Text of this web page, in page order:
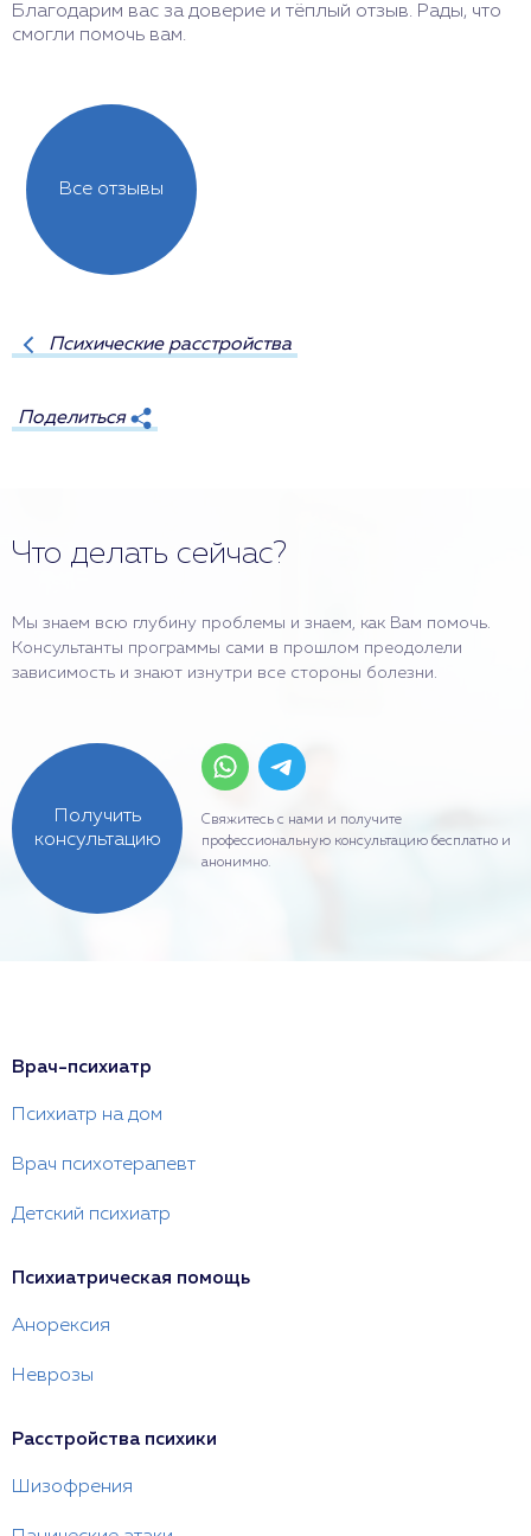
Благодарим вас за доверие и тёплый отзыв. Рады, что
смогли помочь вам.
Все отзывы
Психические расстройства
Поделиться
Что делать сейчас?
Мы знаем всю глубину проблемы и знаем, как Вам помочь.
Консультанты программы сами в прошлом преодолели
зависимость и знают изнутри все стороны болезни.
Получить
консультацию
Свяжитесь с нами и получите
профессиональную консультацию бесплатно и
анонимно.
Врач-психиатр
Психиатр на дом
Врач психотерапевт
Детский психиатр
Психиатрическая помощь
Анорексия
Неврозы
Расстройства психики
Шизофрения